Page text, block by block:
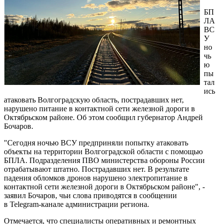
БП
ЛА
ВС
У
но
чь
ю
пы
тал
ись
атаковать Волгоградскую область, пострадавших нет,
нарушено питание в контактной сети железной дороги в
Октябрьском районе. Об этом сообщил губернатор Андрей
Бочаров.
"Сегодня ночью ВСУ предприняли попытку атаковать
объекты на территории Волгоградской области с помощью
БПЛА. Подразделения ПВО министерства обороны России
отрабатывают штатно. Пострадавших нет. В результате
падения обломков дронов нарушено электропитание в
контактной сети железной дороги в Октябрьском районе", -
заявил Бочаров, чьи слова приводятся в сообщении
в Telegram-канале администрации региона.
Отмечается, что специалисты оперативных и ремонтных